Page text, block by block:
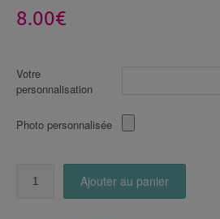
8.00€
Votre
personnalisation
Photo personnalisée
Ajouter au panier